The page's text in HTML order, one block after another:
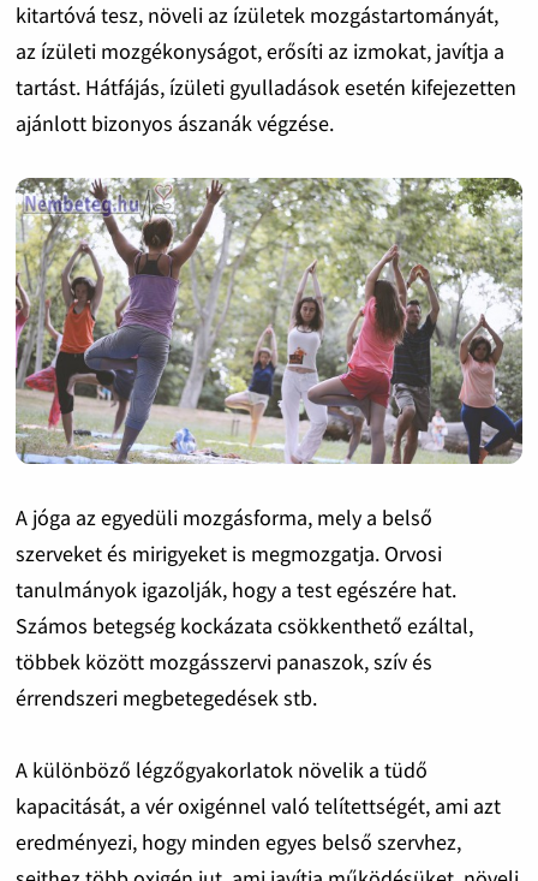
kitartóvá tesz, növeli az ízületek mozgástartományát,
az ízületi mozgékonyságot, erősíti az izmokat, javítja a
tartást. Hátfájás, ízületi gyulladások esetén kifejezetten
ajánlott bizonyos ászanák végzése.
A jóga az egyedüli mozgásforma, mely a belső
szerveket és mirigyeket is megmozgatja. Orvosi
tanulmányok igazolják, hogy a test egészére hat.
Számos betegség kockázata csökkenthető ezáltal,
többek között mozgásszervi panaszok, szív és
érrendszeri megbetegedések stb.
A különböző légzőgyakorlatok növelik a tüdő
kapacitását, a vér oxigénnel való telítettségét, ami azt
eredményezi, hogy minden egyes belső szervhez,